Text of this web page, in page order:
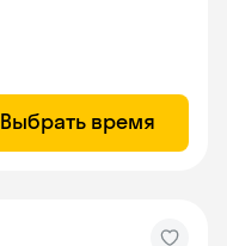
Выбрать время